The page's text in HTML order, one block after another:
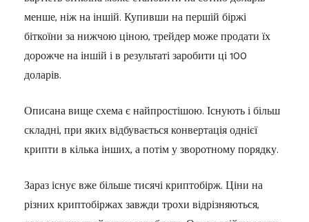
менше, ніж на іншій. Купивши на першій біржі
біткоїни за нижчою ціною, трейдер може продати їх
дорожче на іншій і в результаті заробити ці 100
доларів.
Описана вище схема є найпростішою. Існують і більш
складні, при яких відбувається конвертація однієї
крипти в кілька інших, а потім у зворотному порядку.
Зараз існує вже більше тисячі криптобірж. Ціни на
різних криптобіржах завжди трохи відрізняються,